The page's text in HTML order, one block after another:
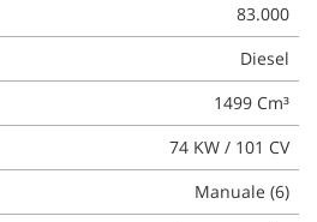
83.000
Diesel
1499 Cm³
74 KW / 101 CV
Manuale (6)